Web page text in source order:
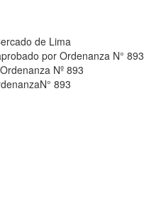
de Lima
por Ordenanza N° 893
Nº 893
893